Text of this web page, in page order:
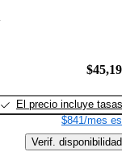
El precio incluye tasas
$841/mes
Verif. disponibilidad